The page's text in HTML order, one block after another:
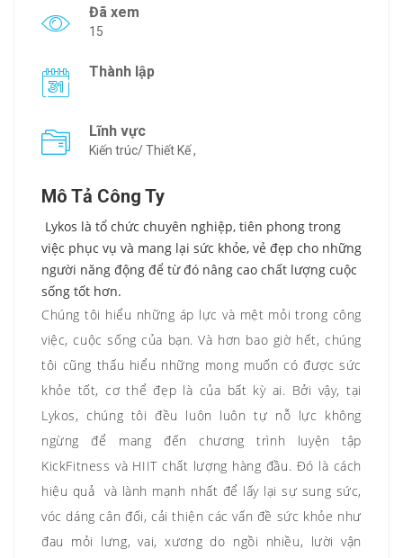
Đã xem
15
Thành lập
Lĩnh vực
Kiến trúc/ Thiết Kế ,
Mô Tả Công Ty
Lykos là tổ chức chuyên nghiệp, tiên phong trong
việc phục vụ và mang lại sức khỏe, vẻ đẹp cho những
người năng động để từ đó nâng cao chất lượng cuộc
sống tốt hơn.
Chúng tôi hiểu những áp lực và mệt mỏi trong công
việc, cuộc sống của bạn. Và hơn bao giờ hết, chúng
tôi cũng thấu hiểu những mong muốn có được sức
khỏe tốt, cơ thể đẹp là của bất kỳ ai. Bởi vậy, tại
Lykos, chúng tôi đều luôn luôn tự nỗ lực không
ngừng để mang đến chương trình luyện tập
KickFitness và HIIT chất lượng hàng đầu. Đó là cách
hiệu quả và lành mạnh nhất để lấy lại sự sung sức,
vóc dáng cân đối, cải thiện các vấn đề sức khỏe như
đau mỏi lưng, vai, xương do ngồi nhiều, lười vận